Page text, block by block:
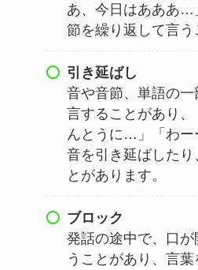
あ、今日はあああ…
節を繰り返して言う
引き延ばし
音や音節、単語の
言することがあり
んとうに…」「わー
音を引き延ばしたり
とがあります。
ブロック
発話の途中で、口
うことがあり、言